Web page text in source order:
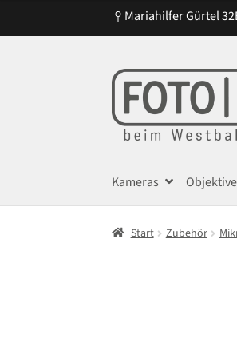
Mariahilfer Gürtel 32
Zur
Navigation
springen
Zum
Inhalt
springen
Kameras Objektive
Start Zubehör